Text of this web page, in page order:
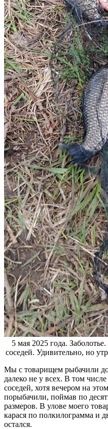
5 мая 2025 года.
соседей. Удивительно, но
Мы с товарищем рыбачили
далеко не у всех. В том
соседей, хотя вечером на
порыбачили, поймав по
размеров. В улове моего
карася по полкилограмма и
остался.